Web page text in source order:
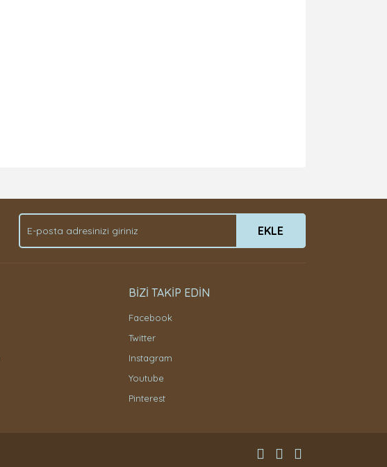
EKLE
BİZİ TAKİP EDİN
Facebook
Twitter
Instagram
Youtube
Pinterest